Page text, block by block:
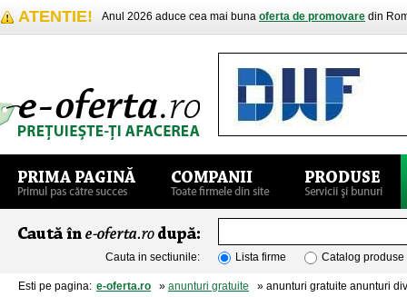
ATENTIE! Anul 2026 aduce cea mai buna oferta de promovare din
Cauta in sectiunile: Lista firme Catalog produse
Esti pe pagina: e-oferta.ro » anunturi gratuite » anunturi gratuite anunturi